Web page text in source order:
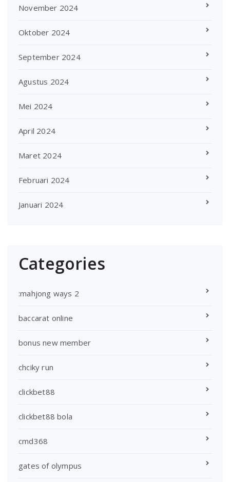
November 2024
Oktober 2024
September 2024
Agustus 2024
Mei 2024
April 2024
Maret 2024
Februari 2024
Januari 2024
Categories
:mahjong ways 2
baccarat online
bonus new member
chciky run
clickbet88
clickbet88 bola
cmd368
gates of olympus